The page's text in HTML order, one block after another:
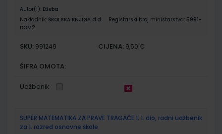
Autor(i): Džeba
Nakladnik: ŠKOLSKA KNJIGA d.d. Registarski broj ministarstva: 5991-
DOM2
SKU: 991249 CIJENA: 9,50 €
ŠIFRA OMOTA:
Udžbenik
SUPER MATEMATIKA ZA PRAVE TRAGAČE 1; 1. dio, radni udžbenik
za 1. razred osnovne škole